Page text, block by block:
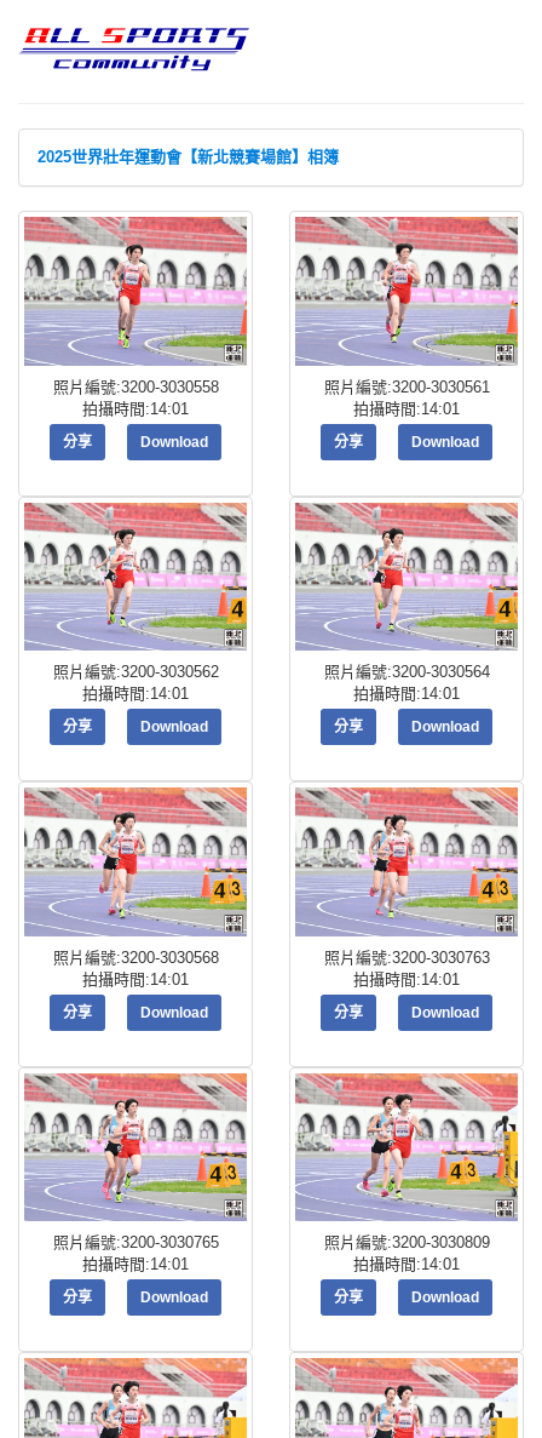
2025世界壯年運動會【新北競賽場館】相簿
照片編號:3200-3030558
拍攝時間:14:01
分享 Download
照片編號:3200-3030561
拍攝時間:14:01
分享 Download
照片編號:3200-3030562
拍攝時間:14:01
分享 Download
照片編號:3200-3030564
拍攝時間:14:01
分享 Download
照片編號:3200-3030568
拍攝時間:14:01
分享 Download
照片編號:3200-3030763
拍攝時間:14:01
分享 Download
照片編號:3200-3030765
拍攝時間:14:01
分享 Download
照片編號:3200-3030809
拍攝時間:14:01
分享 Download